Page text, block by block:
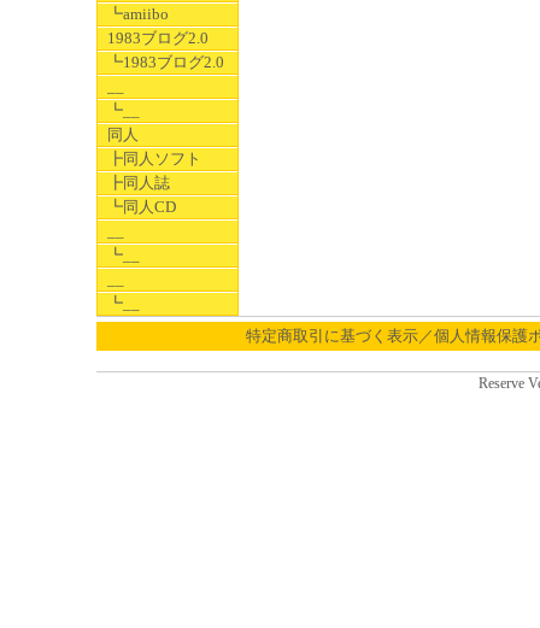
┗amiibo
1983ブログ2.0
┗1983ブログ2.0
┗__
同人
┣同人ソフト
┣同人誌
┗同人CD
┗__
┗__
特定商取引に基づく表示／個人情報保護
Reserve